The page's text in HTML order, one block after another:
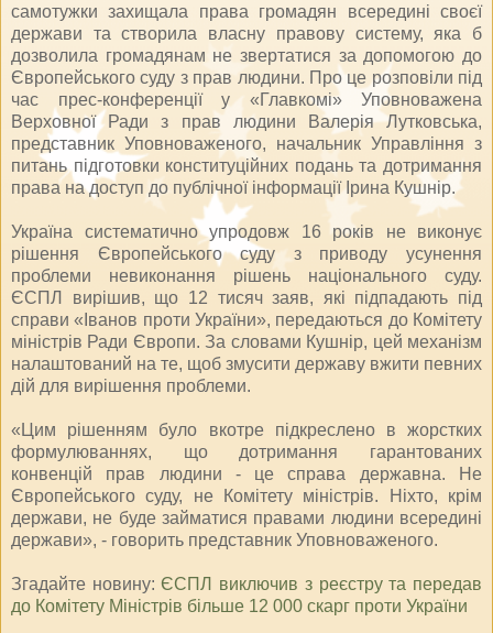
самотужки захищала права громадян всередині своєї
держави та створила власну правову систему, яка б
дозволила громадянам не звертатися за допомогою до
Європейського суду з прав людини. Про це розповіли під
час прес-конференції у «Главкомі» Уповноважена
Верховної Ради з прав людини Валерія Лутковська,
представник Уповноваженого, начальник Управління з
питань підготовки конституційних подань та дотримання
права на доступ до публічної інформації Ірина Кушнір.
Україна систематично упродовж 16 років не виконує
рішення Європейського суду з приводу усунення
проблеми невиконання рішень національного суду.
ЄСПЛ вирішив, що 12 тисяч заяв, які підпадають під
справи «Іванов проти України», передаються до Комітету
міністрів Ради Європи. За словами Кушнір, цей механізм
налаштований на те, щоб змусити державу вжити певних
дій для вирішення проблеми.
«Цим рішенням було вкотре підкреслено в жорстких
формулюваннях, що дотримання гарантованих
конвенцій прав людини - це справа державна. Не
Європейського суду, не Комітету міністрів. Ніхто, крім
держави, не буде займатися правами людини всередині
держави», - говорить представник Уповноваженого.
Згадайте новину:ЄСПЛ виключив з реєстру та передав
до Комітету Міністрів більше 12 000 скарг проти України